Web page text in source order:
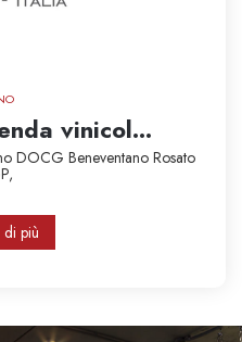
vinicol...
DOCG Beneventano Rosato
più